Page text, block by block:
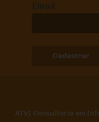
Email
ATVI Consultoria em